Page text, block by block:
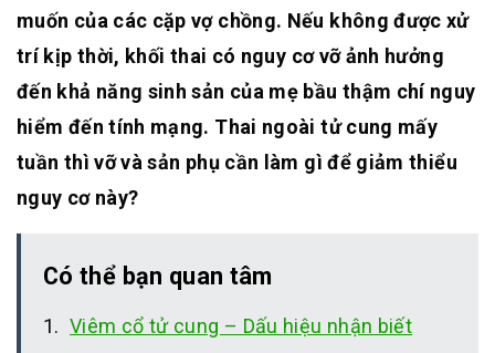
muốn của các cặp vợ chồng. Nếu không được xử
trí kịp thời, khối thai có nguy cơ vỡ ảnh hưởng
đến khả năng sinh sản của mẹ bầu thậm chí nguy
hiểm đến tính mạng. Thai ngoài tử cung mấy
tuần thì vỡ và sản phụ cần làm gì để giảm thiểu
nguy cơ này?
Có thể bạn quan tâm
Viêm cổ tử cung – Dấu hiệu nhận biết